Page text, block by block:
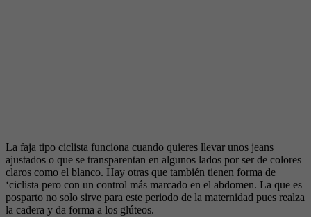
La faja tipo ciclista funciona cuando quieres llevar unos jeans
ajustados o que se transparentan en algunos lados por ser de colores
claros como el blanco. Hay otras que también tienen forma de
‘ciclista pero con un control más marcado en el abdomen. La que es
posparto no solo sirve para este periodo de la maternidad pues realza
la cadera y da forma a los glúteos.